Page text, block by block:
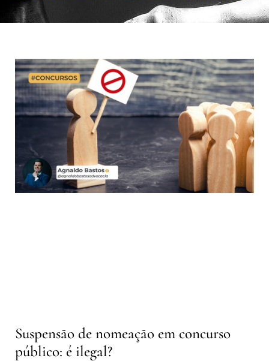
Suspensão de nomeação em concurso
público: é ilegal?